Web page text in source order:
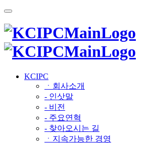
KCIPC
ㆍ회사소개
- 인삿말
- 비전
- 주요연혁
- 찾아오시는 길
ㆍ지속가능한 경영